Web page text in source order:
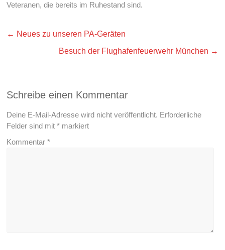
Veteranen, die bereits im Ruhestand sind.
← Neues zu unseren PA-Geräten
Besuch der Flughafenfeuerwehr München →
Schreibe einen Kommentar
Deine E-Mail-Adresse wird nicht veröffentlicht. Erforderliche
Felder sind mit* markiert
Kommentar*